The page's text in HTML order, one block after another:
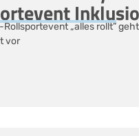
„alles rollt”
vor